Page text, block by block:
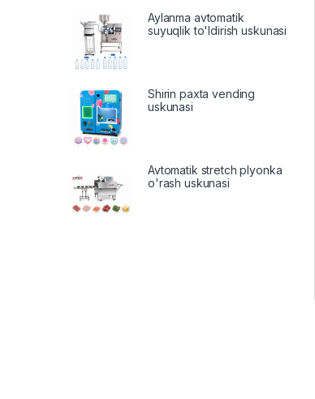
Aylanma avtomatik
suyuqlik to'ldirish uskunasi
Shirin paxta vending
uskunasi
Avtomatik stretch plyonka
o'rash uskunasi